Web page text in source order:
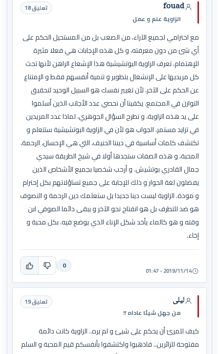
fouad
الزاوية علم و عمل
تعليق 18
مع احترامي لجميع الآراء، من الصعب بل من المستحيل الحكم على
أي شئ من دون معرفته، و كل هذه الإجابات هي فعلا مثيرة
للإهتمام، تعرف الزاوية البوتشيشية هذا الإشعاع الراهن لأنها تحث
كل مريديها على الإنشغال بتطوير و تنمية أنفسهم فقط و الإمتناع
عن الحكم على الآخر، لأن تغيير نفسك هو السبيل الوحيد لتحقيق
التوازن في المجتمع. يكفينا أن نحصي عدد الأجانب الذين أسلموا
على يد هذه الزاوية، و نطرح السؤال الجوهري، لماذا عدد المريدين
في تزايد مستمر، الجواب هو لأن في الزاوية البوتشيشية ستتعلم و
تكتشف كلمات أساسية في ديننا الحنيف، التي هي الإحسان، الرحمة،
المحبة، و هذه الصفات ستجدها أولا في شيخ الطريقة سيدي
جمال القادري بوتشيش. و أرحب شخصيا بجميع الأشخاص الذين
يفضلون لغة الحوار و ذلك للإجابة على جميع تساؤلاتهم بكل إحترام
و مودة. الزاوية ليست دينا جديدا بل ستعلمك دين الرحمة و التصوف
هو ضد للتطرف بل هو انفتاح نحو الآخر و يبقى دائما الصوفي ابن
وقته و هو كالماء يأخد شكل الإناء الذي يوضع فيه. بكل محبة و
إخاء.
2019/11/14 - 01:47
0
ليلى
من جهل شيئا عاداه !!
تعليق 19
كيف للمرئ أن يحكم على شيئ و لم يره.. الزاوية كانت دائمة
مفتوحة للزائرين.. فاذهبوا واكتشفوا بأنفسكم قيم المحبة و السلم